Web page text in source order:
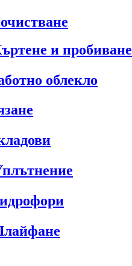
и пробиване
облекло